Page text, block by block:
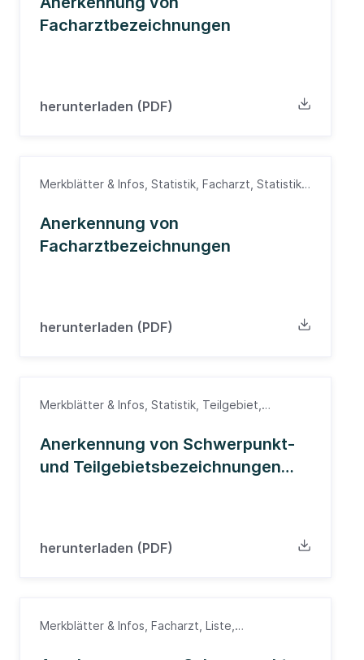
Facharztbezeichnungen
herunterladen (PDF)
Merkblätter & Infos, Statistik, Facharzt, Statistik,
Anerkennung von
Facharztbezeichnungen
herunterladen (PDF)
Merkblätter & Infos, Statistik, Teilgebiet,
Anerkennung von Schwerpunkt-
und Teilgebietsbezeichnungen
herunterladen (PDF)
Merkblätter & Infos, Facharzt, Liste,